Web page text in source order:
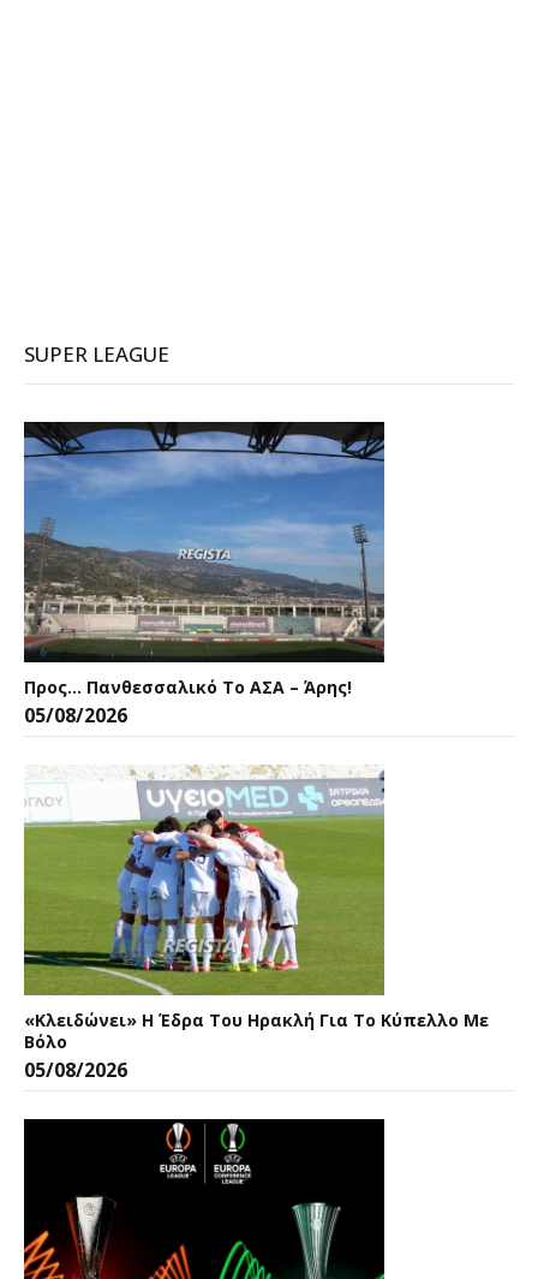
SUPER LEAGUE
Προς… Πανθεσσαλικό Το ΑΣΑ – Άρης!
05/08/2026
«Κλειδώνει» Η Έδρα Του Ηρακλή Για Το Κύπελλο Με
Βόλο
05/08/2026